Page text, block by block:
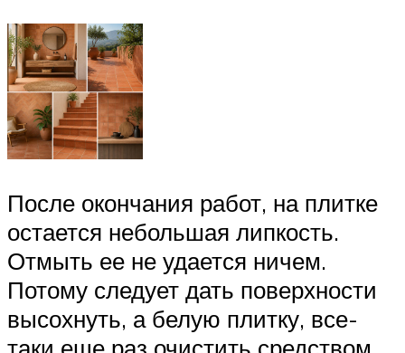
После окончания работ, на плитке
остается небольшая липкость.
Отмыть ее не удается ничем.
Потому следует дать поверхности
высохнуть, а белую плитку, все-